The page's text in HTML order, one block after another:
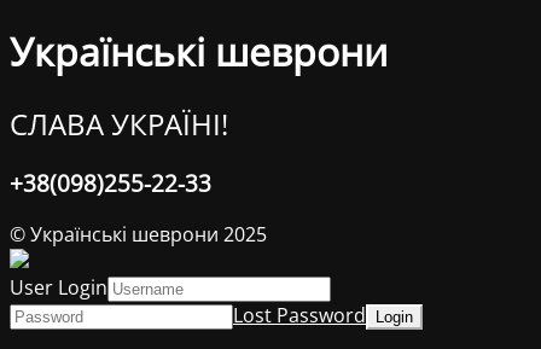
Українські шеврони
СЛАВА УКРАЇНІ!
+38(098)255-22-33
© Українські шеврони 2025
User Login
Lost Password